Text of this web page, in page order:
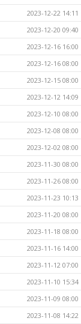
2023-12-22 14:11
2023-12-20 09:40
2023-12-16 16:00
2023-12-16 08:00
2023-12-15 08:00
2023-12-12 14:09
2023-12-10 08:00
2023-12-08 08:00
2023-12-02 08:00
2023-11-30 08:00
2023-11-26 08:00
2023-11-23 10:13
2023-11-20 08:00
2023-11-18 08:00
2023-11-16 14:00
2023-11-12 07:00
2023-11-10 15:34
2023-11-09 08:00
2023-11-08 14:22